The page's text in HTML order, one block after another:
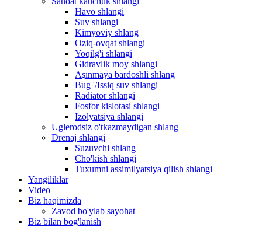
Havo shlangi
Suv shlangi
Kimyoviy shlang
Oziq-ovqat shlangi
Yoqilg'i shlangi
Gidravlik moy shlangi
Aşınmaya bardoshli shlang
Bug '/Issiq suv shlangi
Radiator shlangi
Fosfor kislotasi shlangi
Izolyatsiya shlangi
Uglerodsiz o'tkazmaydigan shlang
Drenaj shlangi
Suzuvchi shlang
Cho'kish shlangi
Tuxumni assimilyatsiya qilish shlangi
Yangiliklar
Video
Biz haqimizda
Zavod bo'ylab sayohat
Biz bilan bog'lanish